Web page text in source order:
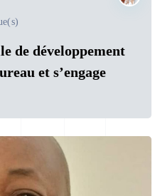
de développement
et s’engage